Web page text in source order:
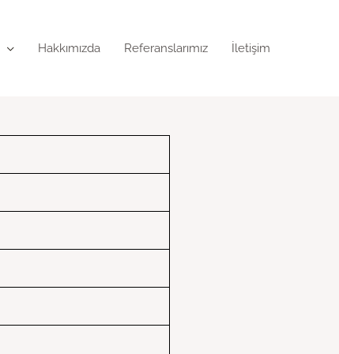
Hakkımızda Referanslarımız İletişim